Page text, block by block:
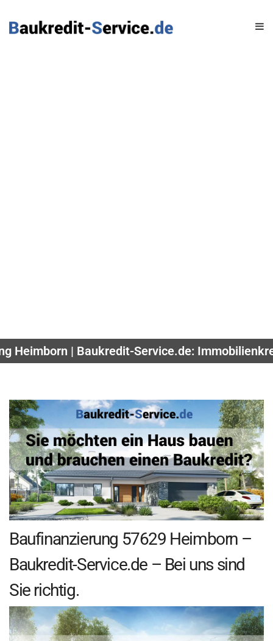
Heimborn | Baukredit-Service.de:
Baufinanzierung 57629 Heimborn –
Baukredit-Service.de – Bei uns sind
Sie richtig.